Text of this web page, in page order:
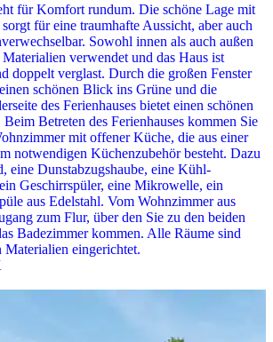
für Komfort rundum. Die schöne Lage mit
für eine traumhafte Aussicht, aber auch
Sowohl innen als auch außen
verwendet und das Haus ist
doppelt verglast. Durch die großen Fenster
schönen Blick ins Grüne und die
des Ferienhauses bietet einen schönen
Betreten des Ferienhauses kommen Sie
mit offener Küche, die aus einer
notwendigen Küchenzubehör besteht. Dazu
eine Dunstabzugshaube, eine Kühl-
Geschirrspüler, eine Mikrowelle, ein
aus Edelstahl. Vom Wohnzimmer aus
zum Flur, über den Sie zu den beiden
Badezimmer kommen. Alle Räume sind
eingerichtet.